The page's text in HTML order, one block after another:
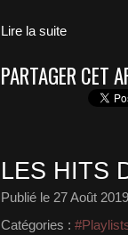
Lire la suite
PARTAGER CET
LES HITS
Publié le 27 Août 2019
Catégories :